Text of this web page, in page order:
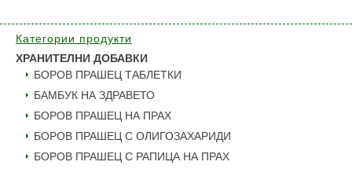
Категории продукти
ХРАНИТЕЛНИ ДОБАВКИ
БОРОВ ПРАШЕЦ ТАБЛЕТКИ
БАМБУК НА ЗДРАВЕТО
БОРОВ ПРАШЕЦ НА ПРАХ
БОРОВ ПРАШЕЦ С ОЛИГОЗАХАРИДИ
БОРОВ ПРАШЕЦ С РАПИЦА НА ПРАХ